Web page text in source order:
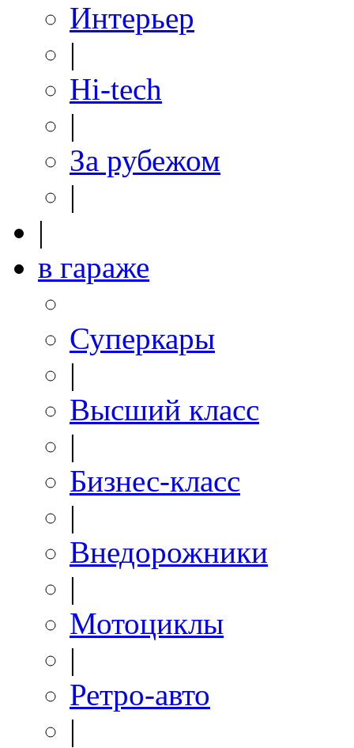
Интерьер
|
Hi-tech
|
За рубежом
|
|
в гараже
Суперкары
|
Высший класс
|
Бизнес-класс
|
Внедорожники
|
Мотоциклы
|
Ретро-авто
|